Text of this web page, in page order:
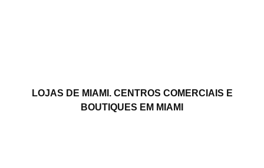
LOJAS DE MIAMI. CENTROS COMERCIAIS E
BOUTIQUES EM MIAMI